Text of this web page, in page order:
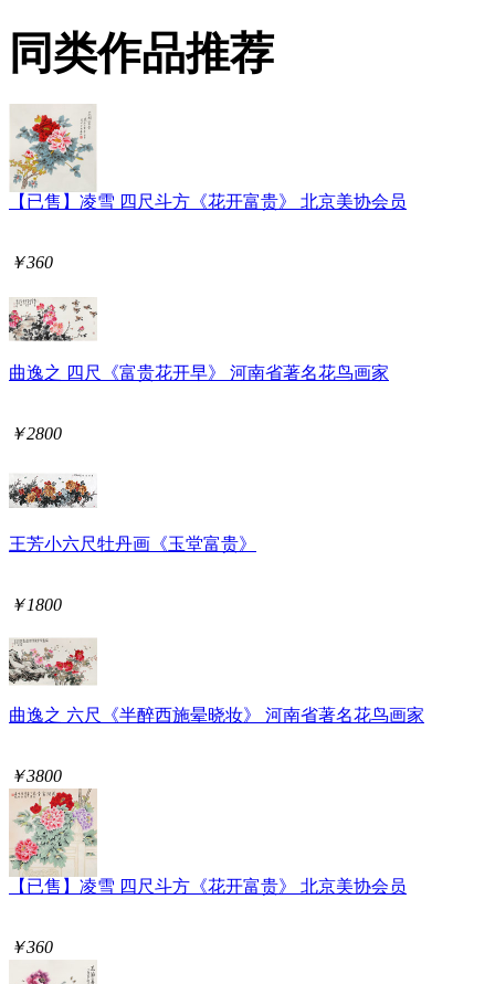
同类作品推荐
【已售】凌雪 四尺斗方《花开富贵》 北京美协会员
￥360
曲逸之 四尺《富贵花开早》 河南省著名花鸟画家
￥2800
王芳小六尺牡丹画《玉堂富贵》
￥1800
曲逸之 六尺《半醉西施晕晓妆》 河南省著名花鸟画家
￥3800
【已售】凌雪 四尺斗方《花开富贵》 北京美协会员
￥360